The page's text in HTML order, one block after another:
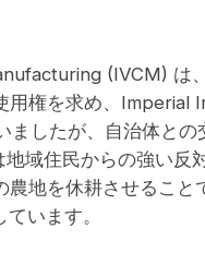
(IVCM) は
用権を求め、Imperial
したが、自治体との
域住民からの強い反
地を休耕させること
います。